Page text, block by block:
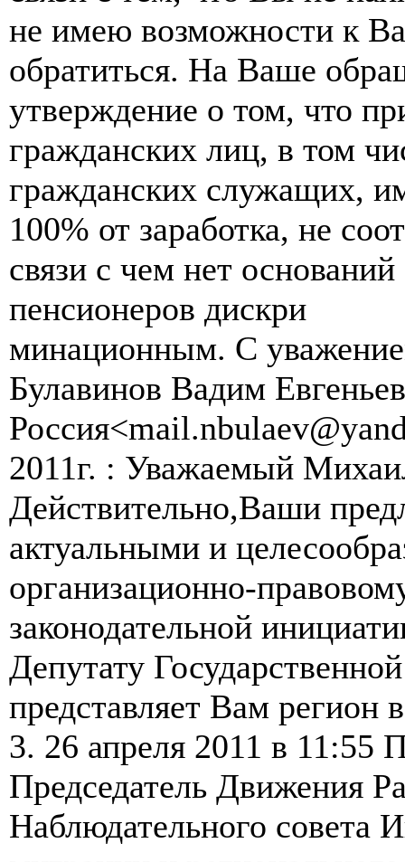
не имею возможности к
обратиться. На Ваше
утверждение о том, что
гражданских лиц, в том
гражданских служащих,
100% от заработка, не
связи с чем нет
пенсионеров дискри
минационным. С
Булавинов Вадим
2011г. : Уважаемый
Действительно,Ваши
актуальными и
организационно-
законодательной
Депутату
представляет Вам
3. 26 апреля 2011 в 11:55
Председатель Движения
Наблюдательного совета